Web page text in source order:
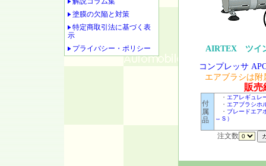
塗膜の欠陥と対策
特定商取引法に基づく表
示
プライバシー・ポリシー
AIRTEX ツイ
コンプレッサ
エアブラシは附
販売
付
属
品
・ エアレギュレ
・ エアブラシ
・ ブレードエ
⇔Ｓ）
注文数